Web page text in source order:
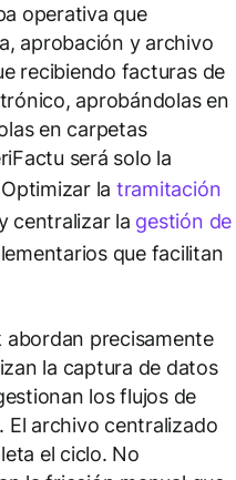
operativa que
aprobación y archivo
recibiendo facturas de
aprobándolas en
en carpetas
será solo la
la tramitación
centralizar la gestión de
que facilitan
abordan precisamente
la captura de datos
los flujos de
El archivo centralizado
el ciclo. No